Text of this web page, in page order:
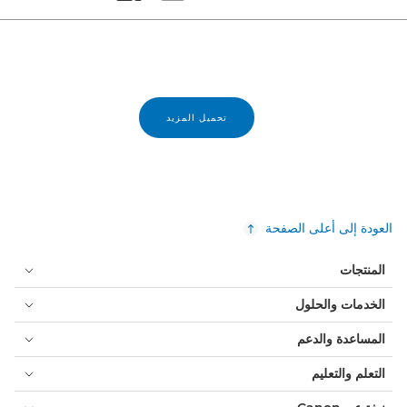
تحميل المزيد
العودة إلى أعلى الصفحة
المنتجات
الخدمات والحلول
المساعدة والدعم
التعلم والتعليم